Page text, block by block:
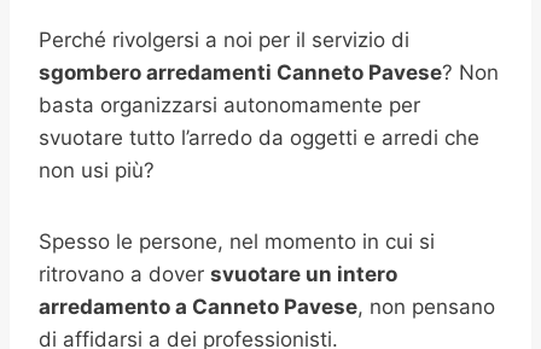
Perché rivolgersi a noi per il servizio di
sgombero arredamenti Canneto Pavese? Non
basta organizzarsi autonomamente per
svuotare tutto l’arredo da oggetti e arredi che
non usi più?
Spesso le persone, nel momento in cui si
ritrovano a dover svuotare un intero
arredamento a Canneto Pavese, non pensano
di affidarsi a dei professionisti.